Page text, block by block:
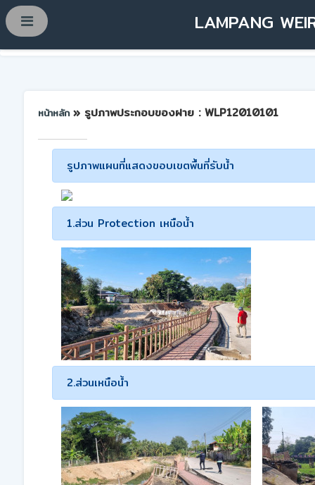
LAMPANG
หน้าหลัก » รูปภาพประกอบของฝาย : WLP12010101
รูปภาพแผนที่แสดงขอบเขตพื้นที่รับน้ำ
1.ส่วน Protection เหนือน้ำ
2.ส่วนเหนือน้ำ